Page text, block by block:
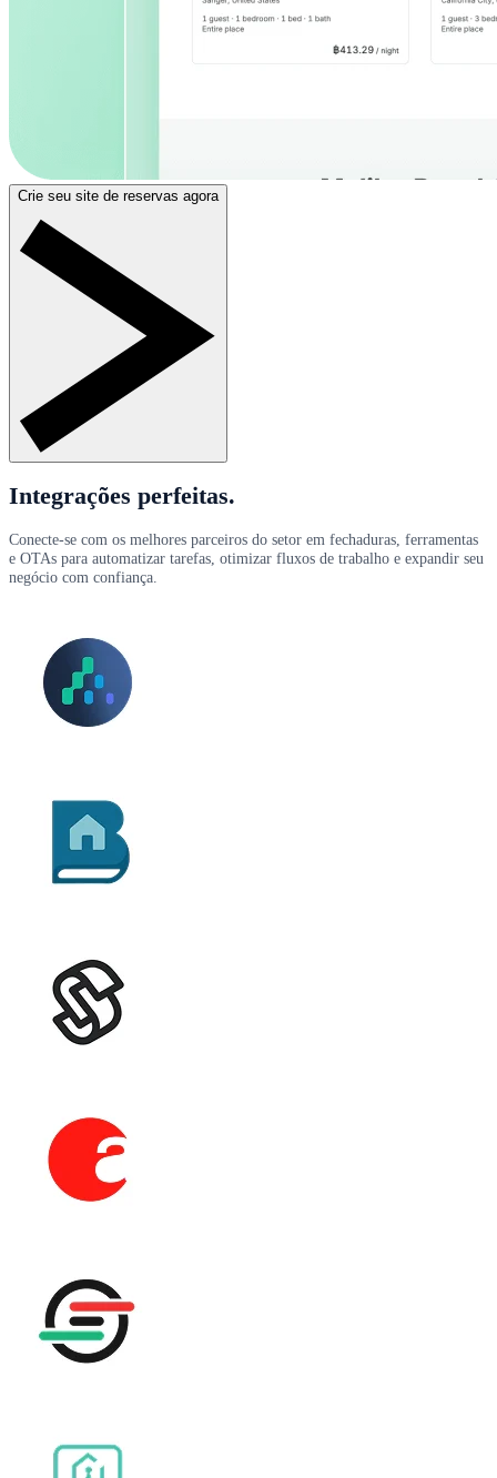
Crie seu site de reservas agora
Integrações perfeitas.
Conecte-se com os melhores parceiros do setor em fechaduras, ferramentas
e OTAs para automatizar tarefas, otimizar fluxos de trabalho e expandir seu
negócio com confiança.